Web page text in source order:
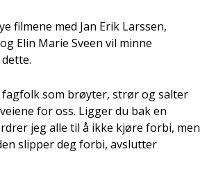
filmene med Jan Erik Larssen,
Elin Marie Sveen vil minne
fagfolk som brøyter, strør og salter
for oss. Ligger du bak en
jeg alle til å ikke kjøre forbi, men
slipper deg forbi, avslutter